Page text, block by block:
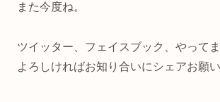
また今度ね。
ツイッター、フェイスブック、やってま
よろしければお知り合いにシェアお願